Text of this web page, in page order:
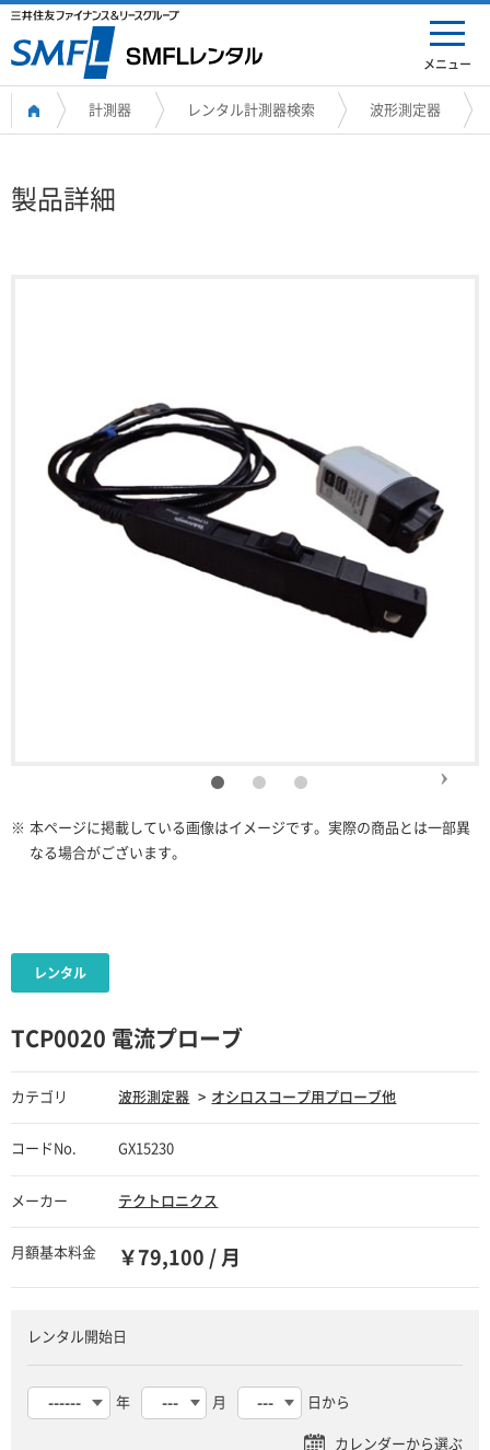
メニュー
計測器 レンタル計測器検索 波形測定器
製品詳細
※ 本ページに掲載している画像はイメージです。実際の商品とは一部異
なる場合がございます。
TCP0020 電流プローブ
カテゴリ 波形測定器 オシロスコープ用プローブ他
コードNo. GX15230
メーカー テクトロニクス
月額基本料金 ￥79,100 / 月
レンタル開始日
年 月 日から